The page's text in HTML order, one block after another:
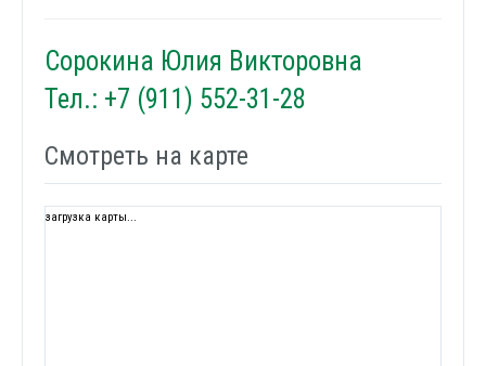
Сорокина Юлия Викторовна
Тел.: +7 (911) 552-31-28
Смотреть на карте
загрузка карты...